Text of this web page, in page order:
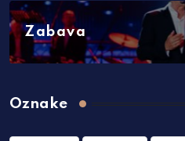
Zabava
Oznake